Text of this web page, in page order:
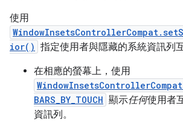
使用
ior() 指定使用者與隱藏的系統資訊列
在相應的螢幕上，使用
BARS_BY_TOUCH 顯示任何使用者
資訊列。